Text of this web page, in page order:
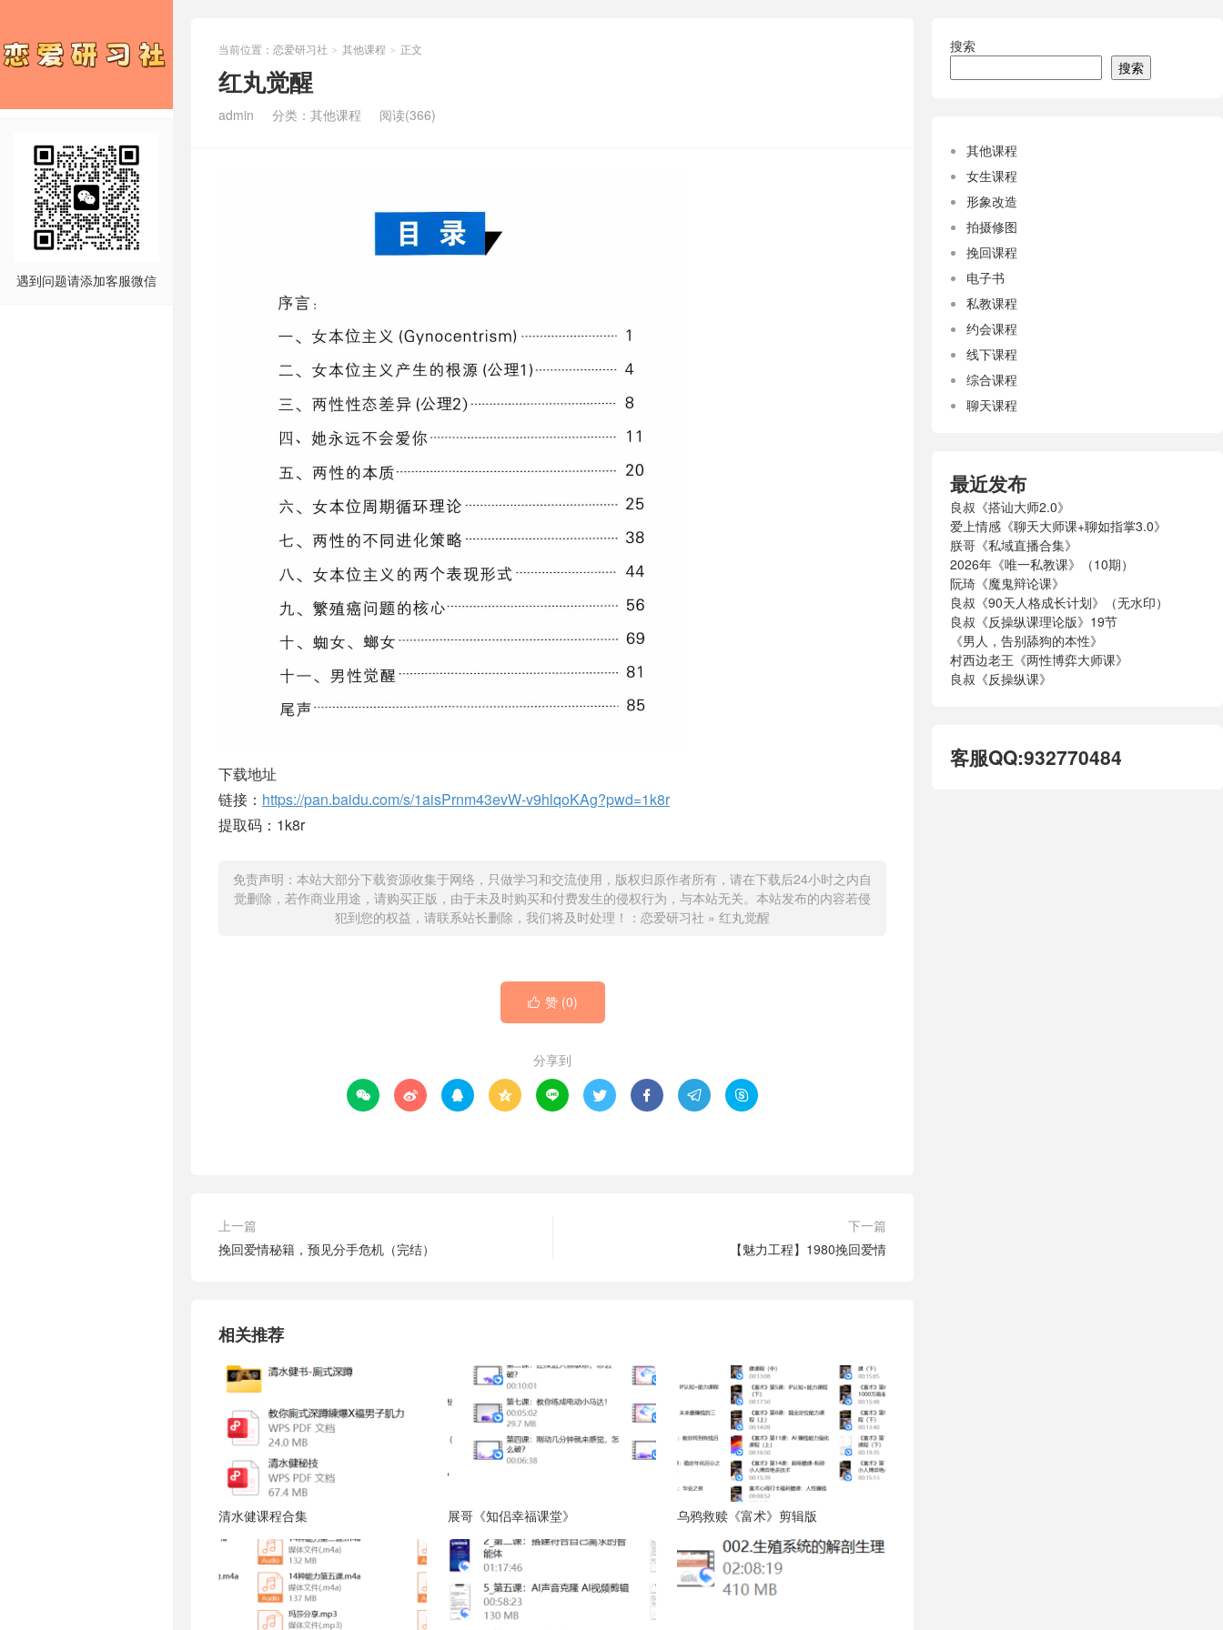
遇到问题请添加客服微信
当前位置： 恋爱研习社 > 其他课程 > 正文
红丸觉醒
admin 分类： 其他课程 阅读(366)
下载地址
链接： https://pan.baidu.com/s/1aisPrnm43evW-v9hlqoKAg?pwd=1k8r
提取码：1k8r
免责声明：本站大部分下载资源收集于网络，只做学习和交流使用，版权归原作者所有，请在下载后24小时之内自
觉删除，若作商业用途，请购买正版，由于未及时购买和付费发生的侵权行为，与本站无关。本站发布的内容若侵
犯到您的权益，请联系站长删除，我们将及时处理！： 恋爱研习社 » 红丸觉醒
 赞 (0)
分享到
        
上一篇
挽回爱情秘籍，预见分手危机（完结）
下一篇
【魅力工程】1980挽回爱情
相关推荐
清水健课程合集 展哥《知侣幸福课堂》 乌鸦救赎《富术》剪辑版
搜索
搜索
其他课程
女生课程
形象改造
拍摄修图
挽回课程
电子书
私教课程
约会课程
线下课程
综合课程
聊天课程
最近发布
良叔《搭讪大师2.0》
爱上情感《聊天大师课+聊如指掌3.0》
朕哥《私域直播合集》
2026年《唯一私教课》（10期）
阮琦《魔鬼辩论课》
良叔《90天人格成长计划》（无水印）
良叔《反操纵课理论版》19节
《男人，告别舔狗的本性》
村西边老王《两性博弈大师课》
良叔《反操纵课》
客服QQ:932770484